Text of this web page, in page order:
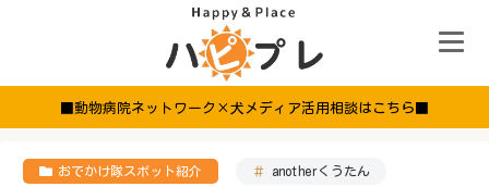
■動物病院ネットワーク×犬メディア活用相談はこちら■
おでかけ隊スポット紹介 anotherくうたん